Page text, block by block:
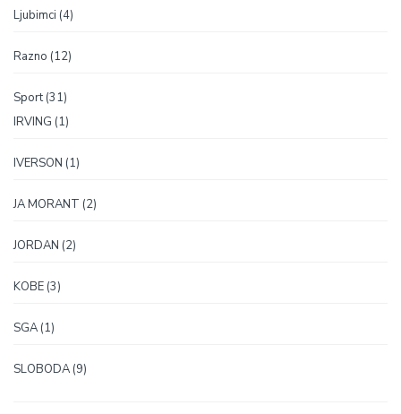
Ljubimci 44
Razno 1212
Sport 3131
proizvod
IRVING 11
IVERSON 11
JA MORANT 22
JORDAN 22
KOBE 33
SGA 11
SLOBODA 99